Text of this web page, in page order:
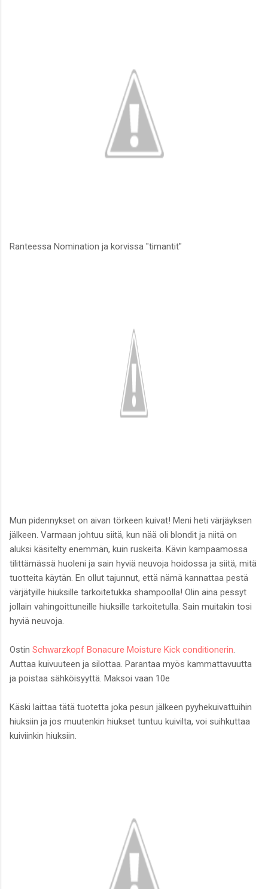
Ranteessa Nomination ja korvissa "timantit"
Mun pidennykset on aivan törkeen kuivat! Meni heti värjäyksen
jälkeen. Varmaan johtuu siitä, kun nää oli blondit ja niitä on
aluksi käsitelty enemmän, kuin ruskeita. Kävin kampaamossa
tilittämässä huoleni ja sain hyviä neuvoja hoidossa ja siitä, mitä
tuotteita käytän. En ollut tajunnut, että nämä kannattaa pestä
värjätyille hiuksille tarkoitetukka shampoolla! Olin aina pessyt
jollain vahingoittuneille hiuksille tarkoitetulla. Sain muitakin tosi
hyviä neuvoja.
Ostin Schwarzkopf Bonacure Moisture Kick conditionerin
Auttaa kuivuuteen ja silottaa. Parantaa myös kammattavuutta
ja poistaa sähköisyyttä. Maksoi vaan 10e
Käski laittaa tätä tuotetta joka pesun jälkeen pyyhekuivattuihin
hiuksiin ja jos muutenkin hiukset tuntuu kuivilta, voi suihkuttaa
kuiviinkin hiuksiin.